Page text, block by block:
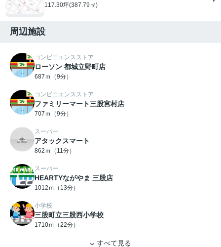
117.30坪(387.79㎡)
周辺施設
コンビニエンスストア
ローソン 都城立野町店
687ｍ（9分）
コンビニエンスストア
ファミリーマート三股宮村店
707ｍ（9分）
スーパー
アタックスマート
862ｍ（11分）
スーパー
HEARTYながやま 三股店
1012ｍ（13分）
小学校
三股町立三股西小学校
1710ｍ（22分）
すべて見る